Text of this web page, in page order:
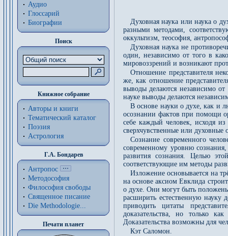
Аудио
Глоссарий
Биографии
Поиск
Книжное собрание
Авторы и книги
Тематический каталог
Поэзия
Астрология
Г.А. Бондарев
Антропос
Методософия
Философия cвободы
Священное писание
Die Methodologie...
Печати планет
Духовная наука или наука о
разными методами,
оккультизм, теософия,
Духовная наука не
один, независимо от того в
мировоззрений и возникают
Отношение представителя
же, как отношение
выводы делаются независимо
науке выводы делаются
В основе науки о духе, как и
осознании фактов при помощи
себе каждый человек, исходя
сверхчувственные или духовные
Сознание современного
современному уровню
развития сознания. Целью
соответствующие им методы
Изложение основывается на
на основе аксиом Евклида
о духе. Они могут быть
расширить естественную науку
приводить цитаты
доказательства, но только
Доказательства возможны для
Кэт Саломон.